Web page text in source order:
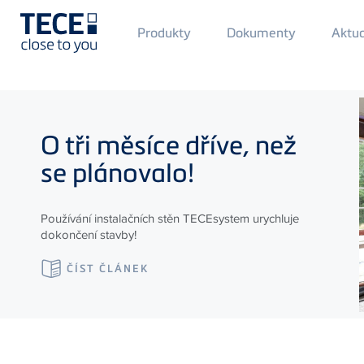
Main
Menü
Produkty Dokumenty
O tři měsíce dříve, než
se plánovalo!
Používání instalačních stěn TECEsystem urychluje
dokončení stavby!
ČÍST ČLÁNEK